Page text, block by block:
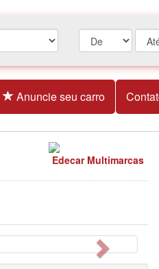
Anuncie seu carro
Edecar Multimarcas
Próximo